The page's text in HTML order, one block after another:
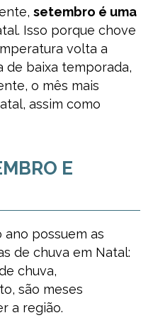
setembro é uma
Isso porque chove
volta a
de baixa temporada,
o mês mais
assim como
E
possuem as
de chuva em Natal:
chuva,
são meses
a região.